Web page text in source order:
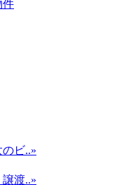
件
ビ..»
渡..»